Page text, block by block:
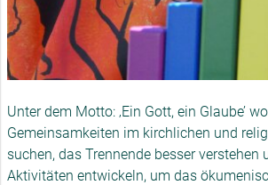
Unter dem Motto: ‚Ein Gott, ein Glaube’
Gemeinsamkeiten im kirchlichen und
suchen, das Trennende besser verstehen
Aktivitäten entwickeln, um das